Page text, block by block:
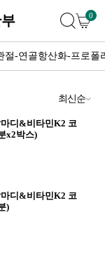
0
절-연골항산화-프로폴
최신순
디&비타민K2 코
x2박스)
디&비타민K2 코
)